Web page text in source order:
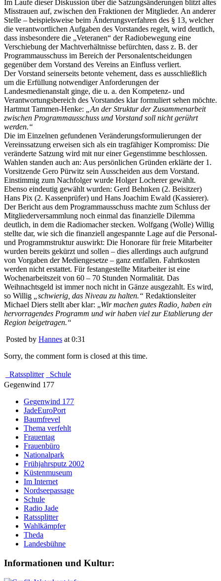
Im Laufe dieser Diskussion über die Satzungsänderungen blitzt altes
Misstrauen auf, zwischen den Fraktionen der Mitglieder. An anderer
Stelle – beispielsweise beim Änderungsverfahren des § 13, welcher
die verantwortlichen Aufgaben des Vorstandes regelt, wird deutlich,
dass insbesondere die „Veteranen“ der Radiobewegung eine
Verschiebung der Machtverhältnisse befürchten, dass z. B. der
Programmausschuss im Bereich der Personalentscheidungen
gegenüber dem Vorstand des Vereins an Einfluss verliert.
Der Vorstand seinerseits betonte vehement, dass es ausschließlich
um die Erfüllung notwendiger Anforderungen der
Landesmedienanstalt ginge, die u. a. den Kompetenz- und
Verantwortungsbereich des Vorstandes klar formuliert sehen möchte.
Hartmut Tammen-Henke: „An der Struktur der Zusammenarbeit
zwischen Programmausschuss und Vorstand soll nicht gerührt
werden.“
Die im Einzelnen gefundenen Veränderungsformulierungen der
Vereinssatzung erweisen sich als ein tragfähiger Kompromiss: Die
veränderte Satzung wird mit nur einer Gegenstimme beschlossen.
Wahlen standen auch an: Aus persönlichen Gründen erklärte der 1.
Vorsitzende Gero Pürwitz sein Ausscheiden aus dem Vorstand.
Einstimmig zum Nachfolger wurde Holger Locherer gewählt.
Ebenso eindeutig gewählt wurden: Gerd Behnken (2. Beisitzer)
Hans Pix (2. Kassenprüfer) und Hans Joachim Ewald (Kassierer).
Der Bericht aus dem Programmausschuss machte zum Schluss der
Mitgliederversammlung noch einmal das finanzielle Dilemma
deutlich, in dem die Radiomacher stecken. Wolfgang (Wolle) Willig
stellte dar, wie sich die finanziell angespannte Lage auf die Personal-
und Programmstruktur auswirkt: Die Honorare für freie Mitarbeiter
wurden bereits gekürzt und sollen – dies allerdings auch aufgrund
von Vorgaben der Mediengesetze – ganz entfallen. Fahrtkosten
werden nicht erstattet. Für festangestellte Mitarbeiter ist eine
Wochenarbeitszeit von 60 – 70 Stunden Normalität. Das
Weihnachtsgeld ist immer noch nicht in Gänze ausgezahlt. Es wird,
so Willig „schwierig, das Niveau zu halten.“ Redaktionsleiter
Michael Diers stellt aber klar: „Wir machen gutes Radio, haben ein
hervorragendes Programm und wir haben viel zur Etablierung der
Region beigetragen.“
Posted by Hannes at 0:31
Sorry, the comment form is closed at this time.
Ratssplitter
Schule
Gegenwind 177
Gegenwind 177
JadeEuroPort
Baumfrevel
Thema verfehlt
Frauentag
Frauenbüro
Nationalpark
Frühjahrsputz 2002
Küstenmuseum
Im Internet
Nordseepassage
Schule
Radio Jade
Ratssplitter
Wahlkämpfer
Theda
Landesbühne
Informationen und Kultur: